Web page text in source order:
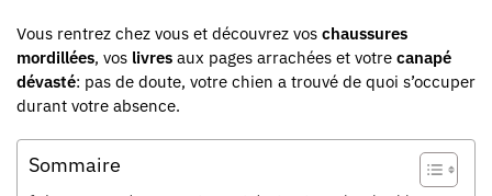
Vous rentrez chez vous et découvrez vos chaussures
mordillées, vos livres aux pages arrachées et votre canapé
dévasté: pas de doute, votre chien a trouvé de quoi s’occuper
durant votre absence.
Sommaire